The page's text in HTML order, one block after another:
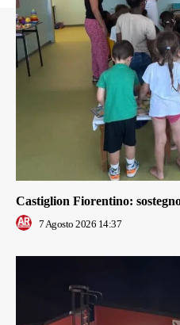
Castiglion Fiorentino:
7 Agosto 2026 14:37